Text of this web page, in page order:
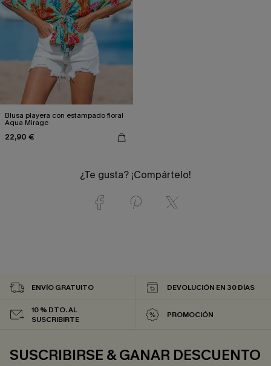
Blusa playera con estampado floral
Aqua Mirage
22,90 €
¿Te gusta? ¡Compártelo!
ENVÍO GRATUITO DEVOLUCIÓN EN 30 DÍAS
10 % DTO. AL
SUSCRIBIRTE
PROMOCIÓN
SUSCRIBIRSE & GANAR DESCUENTO